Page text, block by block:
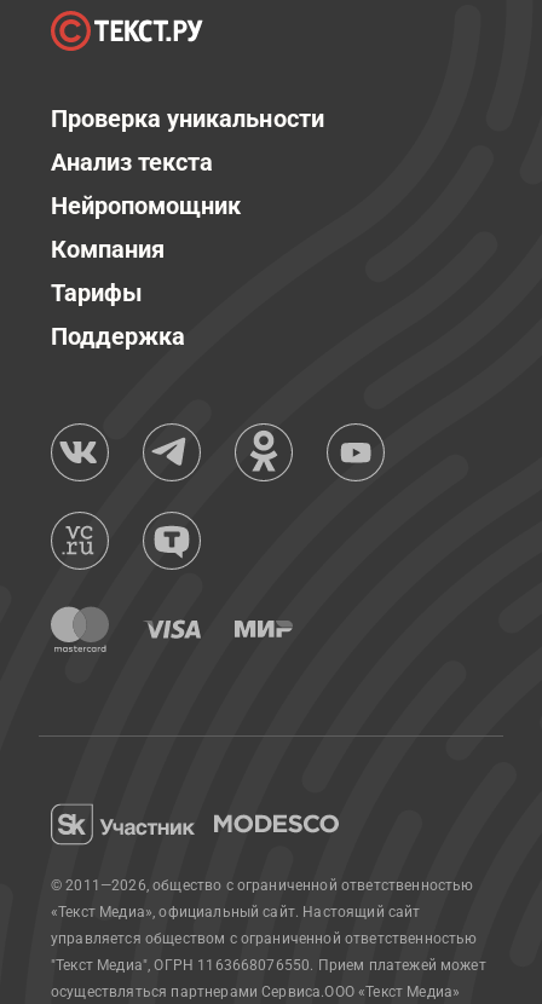
Проверка уникальности
Анализ текста
Нейропомощник
Компания
Тарифы
Поддержка
© 2011—2026, общество с ограниченной ответственностью
«Текст Медиа», официальный сайт. Настоящий сайт
управляется обществом с ограниченной ответственностью
"Текст Медиа", ОГРН 1163668076550. Прием платежей может
осуществляться партнерами Сервиса.ООО «Текст Медиа»